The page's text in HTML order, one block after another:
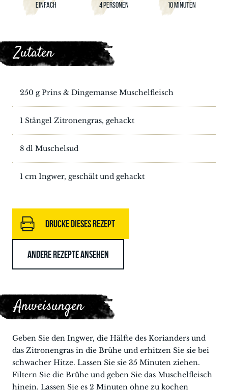
EINFACH 4 PERSONEN 10 MINUTEN
Zutaten
250 g Prins & Dingemanse Muschelfleisch
1 Stängel Zitronengras, gehackt
8 dl Muschelsud
1 cm Ingwer, geschält und gehackt
DRUCKE DIESES REZEPT
ANDERE REZEPTE ANSEHEN
Anweisungen
Geben Sie den Ingwer, die Hälfte des Korianders und
das Zitronengras in die Brühe und erhitzen Sie sie bei
schwacher Hitze. Lassen Sie sie 35 Minuten ziehen.
Filtern Sie die Brühe und geben Sie das Muschelfleisch
hinein. Lassen Sie es 2 Minuten ohne zu kochen